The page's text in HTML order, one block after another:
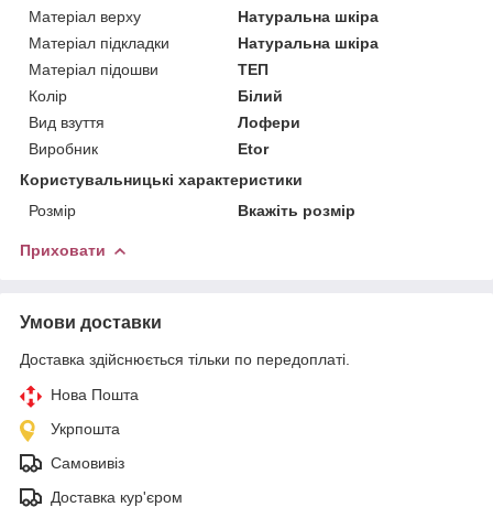
Матеріал верху
Натуральна шкіра
Матеріал підкладки
Натуральна шкіра
Матеріал підошви
ТЕП
Колір
Білий
Вид взуття
Лофери
Виробник
Etor
Користувальницькі характеристики
Розмір
Вкажіть розмір
Приховати
Умови доставки
Доставка здійснюється тільки по передоплаті.
Нова Пошта
Укрпошта
Самовивіз
Доставка кур'єром